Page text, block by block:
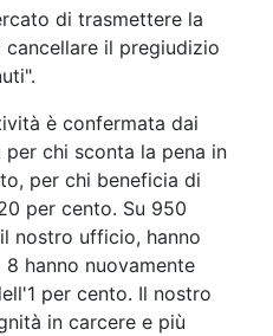
di trasmettere la
il pregiudizio
è confermata dai
chi sconta la pena in
per chi beneficia di
per cento. Su 950
nostro ufficio, hanno
hanno nuovamente
per cento. Il nostro
in carcere e più